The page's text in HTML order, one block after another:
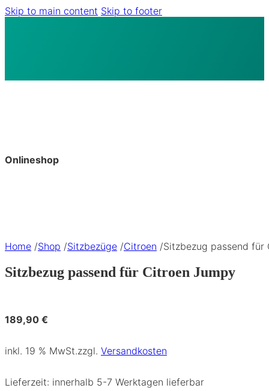
Skip to main content Skip to footer
Onlineshop
Home /Shop /Sitzbezüge /Citroen /Sitzbezug passend für
Sitzbezug passend für Citroen Jumpy
189,90 €
inkl. 19 % MwSt.zzgl. Versandkosten
Lieferzeit: innerhalb 5-7 Werktagen lieferbar